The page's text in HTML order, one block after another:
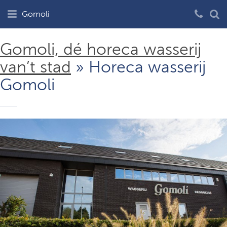
Gomoli
Gomoli, dé horeca wasserij
van’t stad » Horeca wasserij
Gomoli